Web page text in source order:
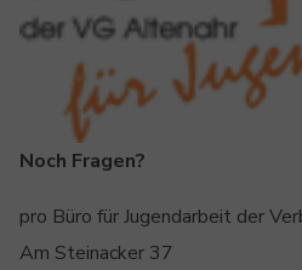
Noch Fragen?
pro Büro für Jugendarbeit der
Am Steinacker 37